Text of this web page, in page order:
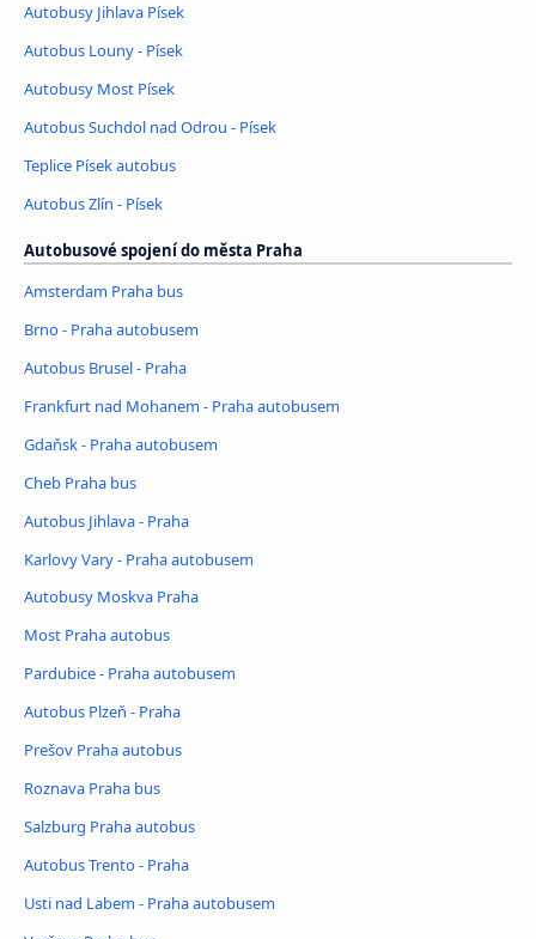
Autobusy Jihlava Písek
Autobus Louny - Písek
Autobusy Most Písek
Autobus Suchdol nad Odrou - Písek
Teplice Písek autobus
Autobus Zlín - Písek
Autobusové spojení do města Praha
Amsterdam Praha bus
Brno - Praha autobusem
Autobus Brusel - Praha
Frankfurt nad Mohanem - Praha autobusem
Gdaňsk - Praha autobusem
Cheb Praha bus
Autobus Jihlava - Praha
Karlovy Vary - Praha autobusem
Autobusy Moskva Praha
Most Praha autobus
Pardubice - Praha autobusem
Autobus Plzeň - Praha
Prešov Praha autobus
Roznava Praha bus
Salzburg Praha autobus
Autobus Trento - Praha
Usti nad Labem - Praha autobusem